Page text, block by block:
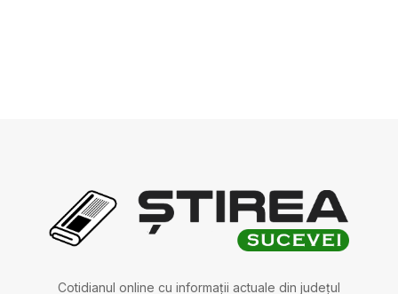
Cotidianul online cu informații actuale din județul